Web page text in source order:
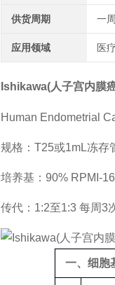
供货周期 一周
应用领域 医
Ishikawa(人子宫内膜
Human Endometrial
规格：T25或1mL冻存
培养基：90% RPMI-
传代：1:2至1:3 每周3
一、细胞